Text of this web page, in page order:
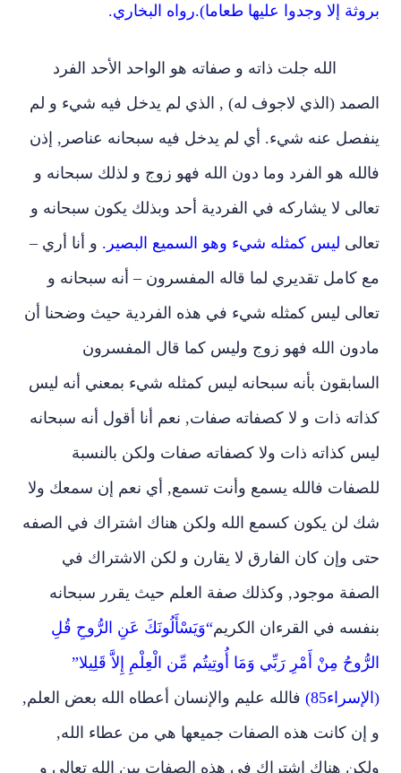
بروثة إلا وجدوا عليها طعاما).رواه البخاري.
الله جلت ذاته و صفاته هو الواحد الأحد الفرد
الصمد (الذي لاجوف له) , الذي لم يدخل فيه شيء و لم
ينفصل عنه شيء. أي لم يدخل فيه سبحانه عناصر, إذن
فالله هو الفرد وما دون الله فهو زوج و لذلك سبحانه و
تعالى لا يشاركه في الفردية أحد وبذلك يكون سبحانه و
تعالى ليس كمثله شيء وهو السميع البصير. و أنا أري –
مع كامل تقديري لما قاله المفسرون – أنه سبحانه و
تعالى ليس كمثله شيء في هذه الفردية حيث وضحنا أن
مادون الله فهو زوج وليس كما قال المفسرون
السابقون بأنه سبحانه ليس كمثله شيء بمعني أنه ليس
كذاته ذات و لا كصفاته صفات, نعم أنا أقول أنه سبحانه
ليس كذاته ذات ولا كصفاته صفات ولكن بالنسبة
للصفات فالله يسمع وأنت تسمع, أي نعم إن سمعك ولا
شك لن يكون كسمع الله ولكن هناك اشتراك في الصفه
حتى وإن كان الفارق لا يقارن و لكن الاشتراك في
الصفة موجود, وكذلك صفة العلم حيث يقرر سبحانه
بنفسه في القرءان الكريم“وَيَسْأَلُونَكَ عَنِ الرُّوحِ قُلِ
الرُّوحُ مِنْ أَمْرِ رَبِّي وَمَا أُوتِيتُم مِّن الْعِلْمِ إِلاَّ قَلِيلا”
(الإسراء85)
فالله عليم والإنسان أعطاه الله بعض العلم,
و إن كانت هذه الصفات جميعها هي من عطاء الله,
ولكن هناك اشتراك في هذه الصفات بين الله تعالى و